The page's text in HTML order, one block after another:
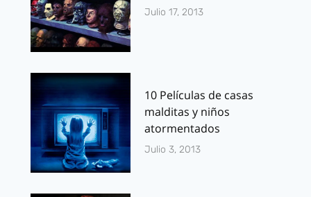
Julio 17, 2013
10 Películas de casas
malditas y niños
atormentados
Julio 3, 2013